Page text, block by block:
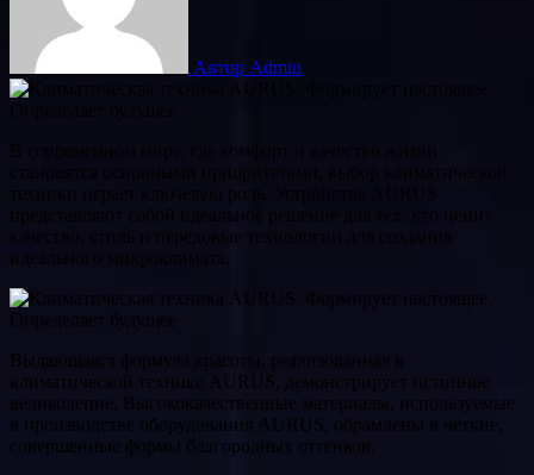
Автор Admin
становятся основными приоритетами, выбор климатической
техники играет ключевую роль. Устройства AURUS
представляют собой идеальное решение для тех, кто ценит
качество, стиль и передовые технологии для создания
идеального микроклимата.
Выдающаяся формула красоты, реализованная в
климатической технике AURUS, демонстрирует истинное
великолепие. Высококачественные материалы, используемые
в производстве оборудования AURUS, обрамлены в четкие,
совершенные формы благородных оттенков.